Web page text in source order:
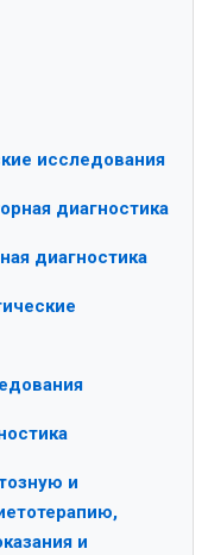
исследования
диагностика
диагностика
и
и